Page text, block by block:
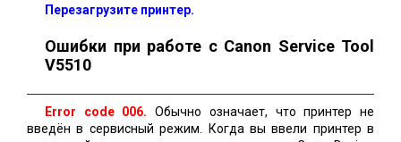
Перезагрузите принтер.
Ошибки при работе с Canon Service Tool
V5510
Error code 006. Обычно означает, что принтер не
введён в сервисный режим. Когда вы ввели принтер в